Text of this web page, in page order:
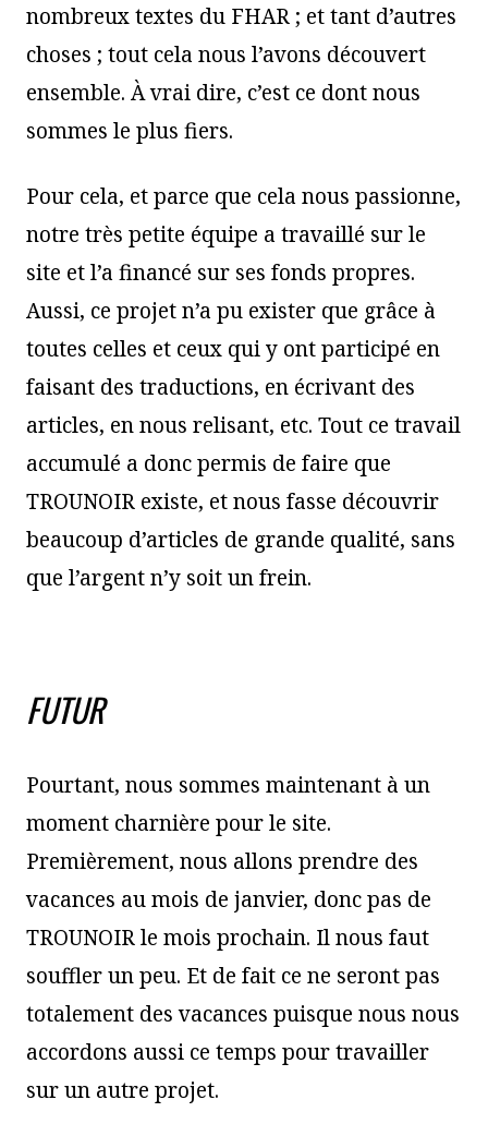
nombreux textes du FHAR ; et tant d’autres
choses ; tout cela nous l’avons découvert
ensemble. À vrai dire, c’est ce dont nous
sommes le plus fiers.
Pour cela, et parce que cela nous passionne,
notre très petite équipe a travaillé sur le
site et l’a financé sur ses fonds propres.
Aussi, ce projet n’a pu exister que grâce à
toutes celles et ceux qui y ont participé en
faisant des traductions, en écrivant des
articles, en nous relisant, etc. Tout ce travail
accumulé a donc permis de faire que
TROUNOIR existe, et nous fasse découvrir
beaucoup d’articles de grande qualité, sans
que l’argent n’y soit un frein.
FUTUR
Pourtant, nous sommes maintenant à un
moment charnière pour le site.
Premièrement, nous allons prendre des
vacances au mois de janvier, donc pas de
TROUNOIR le mois prochain. Il nous faut
souffler un peu. Et de fait ce ne seront pas
totalement des vacances puisque nous nous
accordons aussi ce temps pour travailler
sur un autre projet.